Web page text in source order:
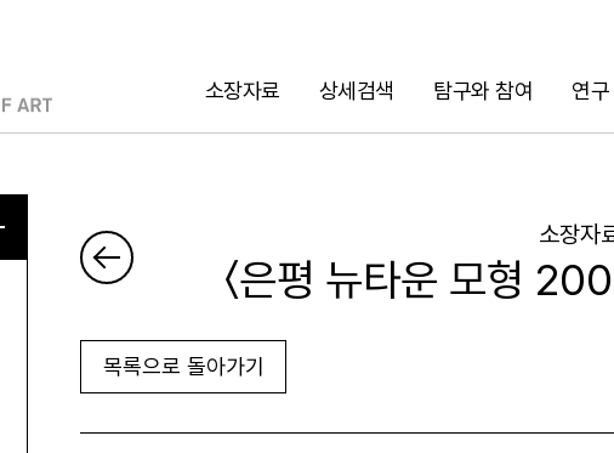
소장자료 상세검색 탐구와 참여 연구
검색
소장자
〈은평 뉴타운 모형
목록으로 돌아가기